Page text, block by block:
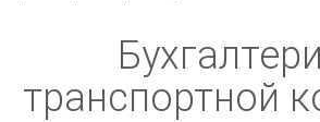
транспортной